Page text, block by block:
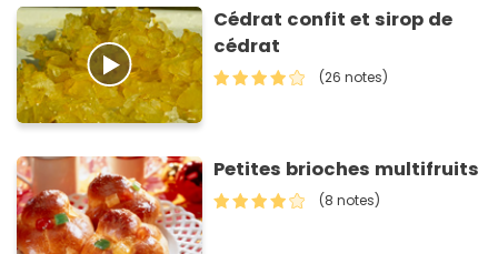
Cédrat confit et sirop de
cédrat
(26 notes)
Petites brioches multifruits
(8 notes)